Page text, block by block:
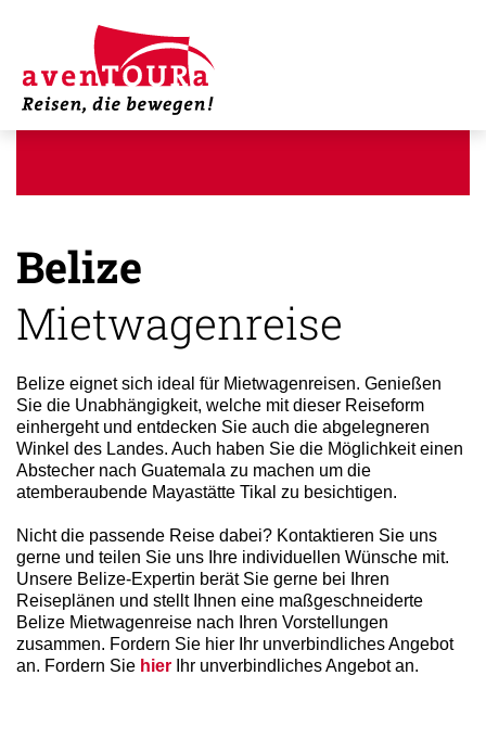
Belize
Mietwagenreise
Belize eignet sich ideal für Mietwagenreisen. Genießen
Sie die Unabhängigkeit, welche mit dieser Reiseform
einhergeht und entdecken Sie auch die abgelegneren
Winkel des Landes. Auch haben Sie die Möglichkeit einen
Abstecher nach Guatemala zu machen um die
atemberaubende Mayastätte Tikal zu besichtigen.
Nicht die passende Reise dabei? Kontaktieren Sie uns
gerne und teilen Sie uns Ihre individuellen Wünsche mit.
Unsere Belize-Expertin berät Sie gerne bei Ihren
Reiseplänen und stellt Ihnen eine maßgeschneiderte
Belize Mietwagenreise nach Ihren Vorstellungen
zusammen. Fordern Sie hier Ihr unverbindliches Angebot
an. Fordern Sie hier Ihr unverbindliches Angebot an.